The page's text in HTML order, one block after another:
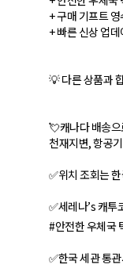
+ 구매 기프트
+ 빠른 신상 업
💡 다른 상품과
💘캐나다 배송
천재지변, 항공
✅위치 조회는
✅세레나’s 캐투
#안전한 우체국
✅한국 세관 통